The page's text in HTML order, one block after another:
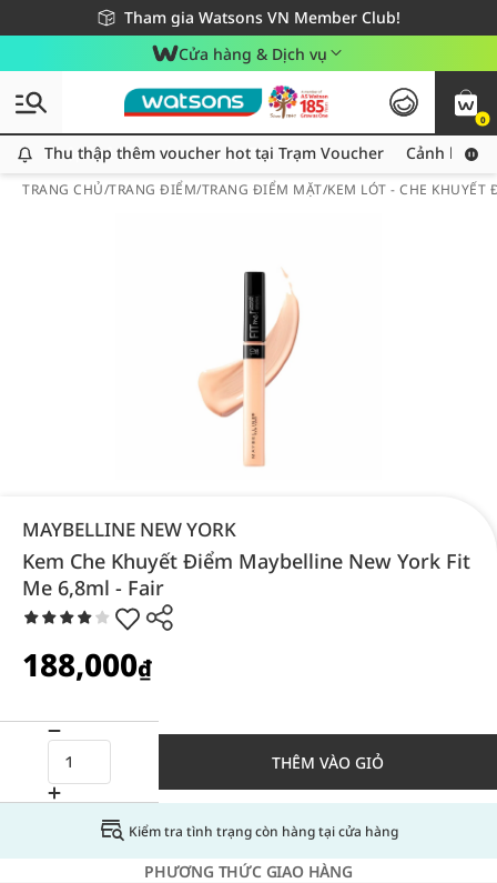
Tham gia Watsons VN Member Club!
Miễn phí giao hàng cho đơn hàng từ 249,000Đ
Giao hàng nhanh 24h - Áp dụng khu vực TP. Hồ Chí Minh
Cửa hàng & Dịch vụ
0
Thu thập thêm voucher hot tại Trạm Voucher
Thu thập thêm voucher hot tại Trạm Voucher Cảnh báo
TRANG CHỦ/TRANG ĐIỂM/TRANG ĐIỂM MẶT/KEM LÓT - CHE KHUYẾT
MAYBELLINE NEW YORK
Kem Che Khuyết Điểm Maybelline New York Fit
Me 6,8ml - Fair
188,000₫
THÊM VÀO GIỎ
Kiểm tra tình trạng còn hàng tại cửa hàng
PHƯƠNG THỨC GIAO HÀNG